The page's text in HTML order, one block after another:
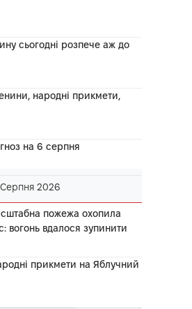
сьогодні розпече аж до
народні прикмети,
на 6 серпня
2026
пожежа охопила
вогонь вдалося зупинити
прикмети на Яблучний